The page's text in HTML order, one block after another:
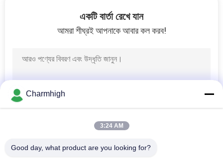
ওয়েভ সোল্ডারিং মেশিন
একটি বার্তা রেখে যান
আমরা শীঘ্রই আপনাকে আবার কল করব!
Charmhigh
3:24 AM
Good day, what product are you looking for?